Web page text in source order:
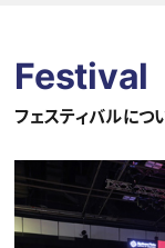
Festival
フェスティバルにつ